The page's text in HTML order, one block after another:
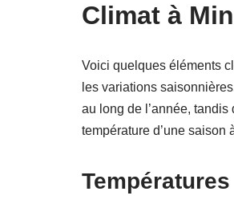
Climat à
Voici quelques éléments
les variations
au long de l’année,
température d’une saison